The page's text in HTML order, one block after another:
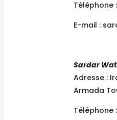
Téléphone
E-mail :
Sardar
Adresse :
Armada
Téléphone